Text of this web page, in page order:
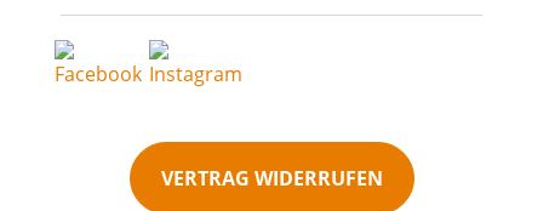
VERTRAG WIDERRUFEN